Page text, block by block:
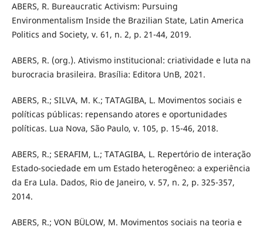
ABERS, R. Bureaucratic Activism: Pursuing
Environmentalism Inside the Brazilian State, Latin America
Politics and Society, v. 61, n. 2, p. 21-44, 2019.
ABERS, R. (org.). Ativismo institucional: criatividade e luta na
burocracia brasileira. Brasília: Editora UnB, 2021.
ABERS, R.; SILVA, M. K.; TATAGIBA, L. Movimentos sociais e
políticas públicas: repensando atores e oportunidades
políticas. Lua Nova, São Paulo, v. 105, p. 15-46, 2018.
ABERS, R.; SERAFIM, L.; TATAGIBA, L. Repertório de interação
Estado-sociedade em um Estado heterogêneo: a experiência
da Era Lula. Dados, Rio de Janeiro, v. 57, n. 2, p. 325-357,
2014.
ABERS, R.; VON BÜLOW, M. Movimentos sociais na teoria e